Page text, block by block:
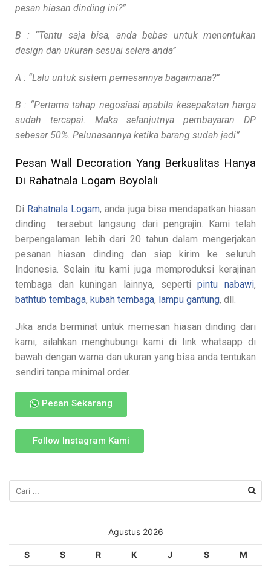
pesan hiasan dinding ini?”
B : “Tentu saja bisa, anda bebas untuk menentukan
design dan ukuran sesuai selera anda”
A : “Lalu untuk sistem pemesannya bagaimana?”
B : “Pertama tahap negosiasi apabila kesepakatan harga
sudah tercapai. Maka selanjutnya pembayaran DP
sebesar 50%. Pelunasannya ketika barang sudah jadi”
Pesan Wall Decoration Yang Berkualitas Hanya
Di Rahatnala Logam Boyolali
Di Rahatnala Logam, anda juga bisa mendapatkan hiasan
dinding tersebut langsung dari pengrajin. Kami telah
berpengalaman lebih dari 20 tahun dalam mengerjakan
pesanan hiasan dinding dan siap kirim ke seluruh
Indonesia. Selain itu kami juga memproduksi kerajinan
tembaga dan kuningan lainnya, sepertipintu nabawi,
bathtub tembaga, kubah tembaga, lampu gantung, dll.
Jika anda berminat untuk memesan hiasan dinding dari
kami, silahkan menghubungi kami di link whatsapp di
bawah dengan warna dan ukuran yang bisa anda tentukan
sendiri tanpa minimal order.
Pesan Sekarang
Follow Instagram Kami
Agustus 2026
S S R K J S M